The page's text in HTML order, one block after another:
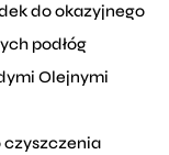
do okazyjnego
podłóg
Olejnymi